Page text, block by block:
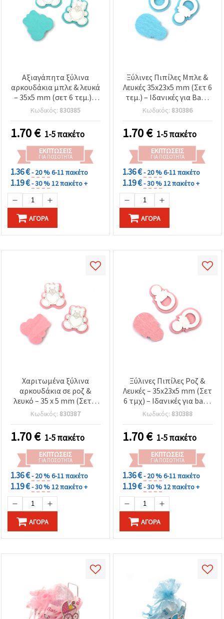
Αξιαγάπητα ξύλινα
αρκουδάκια μπλε & λευκά
– 35x5 mm (σετ 6 τεμ.) –
Ιδανικά για βρεφικές
κατασκευές, διακόσμηση
& χειροποίητα δώρα
Κωδικός: 830385
1.70€ 1-5 πακέτο
ΕΚΠΤΏΣΕΙΣ
ΓΙΑ ΠΟΣΌΤΗΤΑ
1.36 €- 20 %6-11 πακέτο
1.19 €- 30 %12 πακέτο +
ΑΓΟΡΆ
Ξύλινες Πιπίλες Μπλε &
Λευκές 35x23x5 mm (Σετ 6
τεμ.) – Ιδανικές για Baby
Shower, DIY Κατασκευές &
Χειροποίητες
Διακοσμήσεις
Κωδικός: 830386
1.70€ 1-5 πακέτο
ΕΚΠΤΏΣΕΙΣ
ΓΙΑ ΠΟΣΌΤΗΤΑ
1.36 €- 20 %6-11 πακέτο
1.19 €- 30 %12 πακέτο +
ΑΓΟΡΆ
Χαριτωμένα ξύλινα
αρκουδάκια σε ροζ &
λευκό – 35 x 5 mm (Σετ 6
τεμ.) – Ιδανικά για
βρεφικές χειροτεχνίες,
DIY διακόσμηση &
χειροποίητα δώρα
Κωδικός: 830387
1.70€ 1-5 πακέτο
ΕΚΠΤΏΣΕΙΣ
ΓΙΑ ΠΟΣΌΤΗΤΑ
1.36 €- 20 %6-11 πακέτο
1.19 €- 30 %12 πακέτο +
ΑΓΟΡΆ
Ξύλινες Πιπίλες Ροζ &
Λευκές – 35x23x5 mm (Σετ
6 τμχ) – Ιδανικές για baby
shower, DIY κατασκευές
βρεφικού δωματίου &
χειροποίητα δώρα
Κωδικός: 830388
1.70€ 1-5 πακέτο
ΕΚΠΤΏΣΕΙΣ
ΓΙΑ ΠΟΣΌΤΗΤΑ
1.36 €- 20 %6-11 πακέτο
1.19 €- 30 %12 πακέτο +
ΑΓΟΡΆ